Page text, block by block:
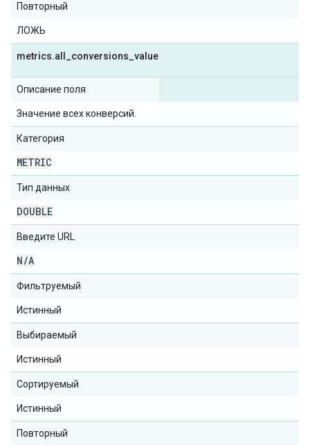
Повторный
ЛОЖЬ
metrics.all conversions value
Описание поля
Значение всех конверсий.
Категория
METRIC
Тип данных
DOUBLE
Введите URL
N/A
Фильтруемый
Истинный
Выбираемый
Истинный
Сортируемый
Истинный
Повторный